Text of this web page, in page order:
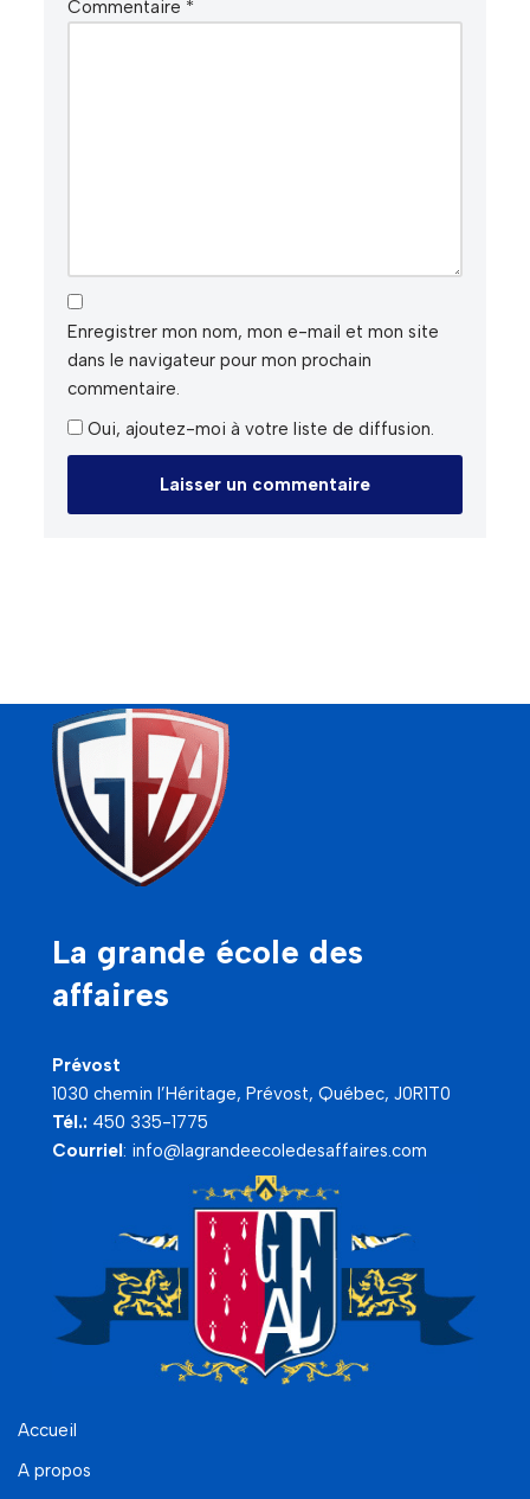
Commentaire *
Enregistrer mon nom, mon e-mail et mon site
dans le navigateur pour mon prochain
commentaire.
Oui, ajoutez-moi à votre liste de diffusion.
La grande école des
affaires
Prévost
1030 chemin l’Héritage, Prévost, Québec, J0R1T0
Tél.: 450 335-1775
Courriel: info@lagrandeecoledesaffaires.com
Accueil
A propos